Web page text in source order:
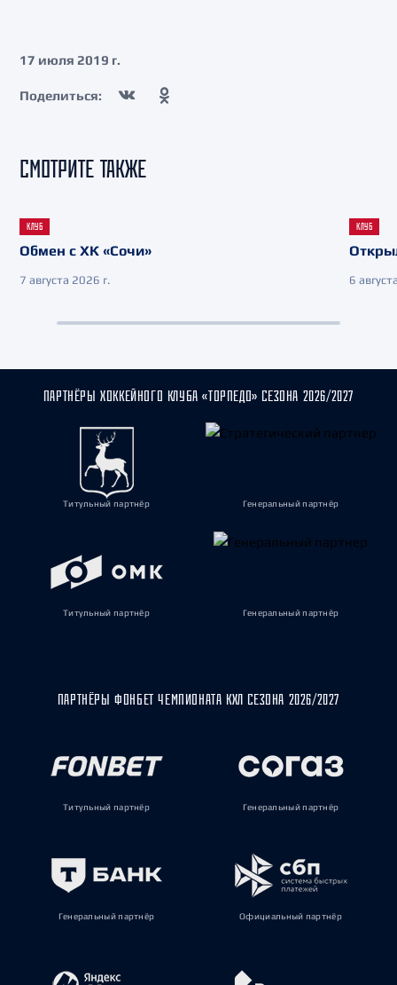
17 июля 2019 г.
Поделиться:
СМОТРИТЕ ТАКЖЕ
КЛУБ
Обмен с ХК «Сочи»
7 августа 2026 г.
КЛУБ
6
ПАРТНЁРЫ ХОККЕЙНОГО КЛУБА «ТОРПЕДО» СЕЗОНА 2026/2027
Титульный партнёр Генеральный партнёр
Титульный партнёр Генеральный партнёр
ПАРТНЁРЫ ФОНБЕТ ЧЕМПИОНАТА КХЛ СЕЗОНА 2026/2027
Титульный партнёр Генеральный партнёр
Генеральный партнёр Официальный партнёр